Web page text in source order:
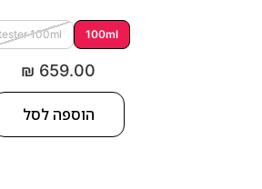
100ml
tester 100ml
₪ 659.00
הוספה לסל